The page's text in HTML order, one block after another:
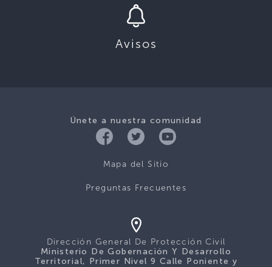
Avisos
Únete a nuestra comunidad
Mapa del Sitio
Preguntas Frecuentes
Dirección General De Protección Civil
Ministerio De Gobernación Y Desarrollo
Territorial, Primer Nivel 9 Calle Poniente y